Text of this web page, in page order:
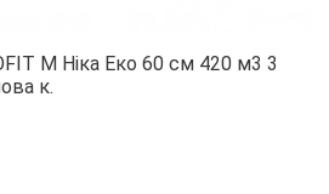
M Ніка Еко 60 см 420 м3 3
к.